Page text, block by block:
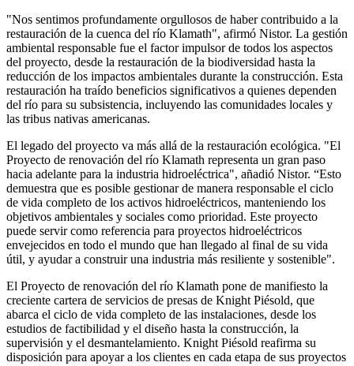
"Nos sentimos profundamente orgullosos de haber contribuido a la
restauración de la cuenca del río Klamath", afirmó Nistor. La gestión
ambiental responsable fue el factor impulsor de todos los aspectos
del proyecto, desde la restauración de la biodiversidad hasta la
reducción de los impactos ambientales durante la construcción. Esta
restauración ha traído beneficios significativos a quienes dependen
del río para su subsistencia, incluyendo las comunidades locales y
las tribus nativas americanas.
El legado del proyecto va más allá de la restauración ecológica. "El
Proyecto de renovación del río Klamath representa un gran paso
hacia adelante para la industria hidroeléctrica", añadió Nistor. “Esto
demuestra que es posible gestionar de manera responsable el ciclo
de vida completo de los activos hidroeléctricos, manteniendo los
objetivos ambientales y sociales como prioridad. Este proyecto
puede servir como referencia para proyectos hidroeléctricos
envejecidos en todo el mundo que han llegado al final de su vida
útil, y ayudar a construir una industria más resiliente y sostenible".
El Proyecto de renovación del río Klamath pone de manifiesto la
creciente cartera de servicios de presas de Knight Piésold, que
abarca el ciclo de vida completo de las instalaciones, desde los
estudios de factibilidad y el diseño hasta la construcción, la
supervisión y el desmantelamiento. Knight Piésold reafirma su
disposición para apoyar a los clientes en cada etapa de sus proyectos